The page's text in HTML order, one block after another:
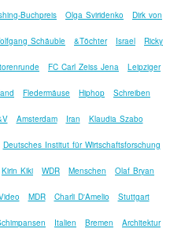
Buchpreis Olga Sviridenko Dirk von
Schäuble &Töchter Israel Ricky
FC Carl Zeiss Jena Leipziger
Fledermäuse Hiphop Schreiben
Amsterdam Iran Klaudia Szabo
Deutsches Institut für Wirtschaftsforschung
Kirin Kiki WDR Menschen Olaf Bryan
MDR Charli D'Amelio Stuttgart
Italien Bremen Architektur